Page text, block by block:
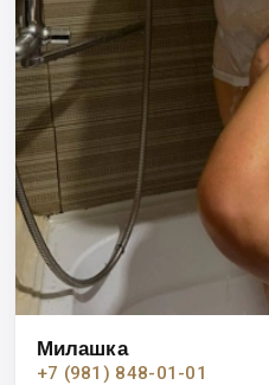
Милашка
+7 (981) 848-01-01